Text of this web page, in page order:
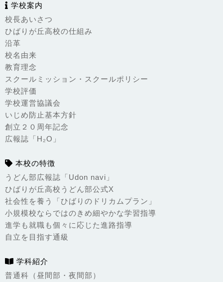
学校案内
校長あいさつ
ひばりが丘高校の仕組み
沿革
校名由来
教育理念
スクールミッション・スクールポリシー
学校評価
学校運営協議会
いじめ防止基本方針
創立２０周年記念
広報誌「H₂O」
本校の特徴
うどん部広報誌「Udon navi」
ひばりが丘高校うどん部公式X
社会性を養う「ひばりのドリカムプラン」
小規模校ならではのきめ細やかな学習指導
進学も就職も個々に応じた進路指導
自立を目指す通級
学科紹介
普通科（昼間部・夜間部）